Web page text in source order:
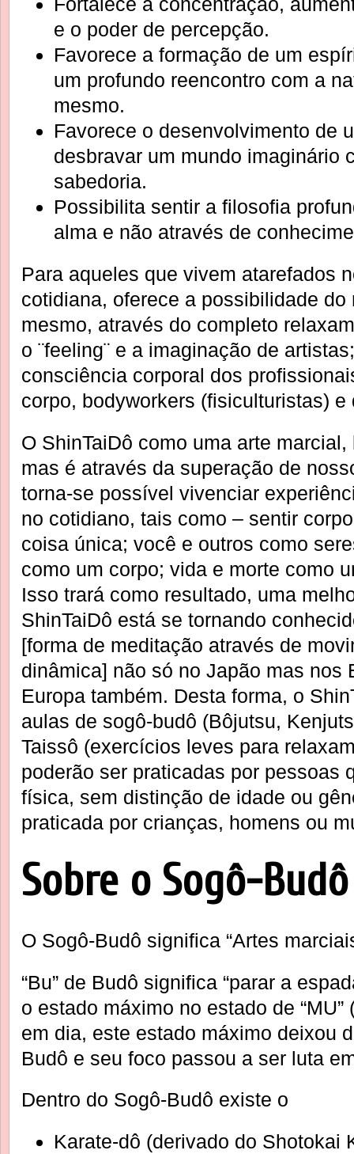
e o poder de percepção.
Favorece a formação de um
um profundo reencontro com a
mesmo.
Favorece o desenvolvimento de
desbravar um mundo imaginário
sabedoria.
Possibilita sentir a filosofia
alma e não através de
Para aqueles que vivem atarefados
cotidiana, oferece a possibilidade do
mesmo, através do completo
o ¨feeling¨ e a imaginação de
consciência corporal dos
corpo, bodyworkers (fisiculturistas)
O ShinTaiDô como uma arte
mas é através da superação de
torna-se possível vivenciar
no cotidiano, tais como – sentir
coisa única; você e outros como
como um corpo; vida e morte como
Isso trará como resultado, uma
ShinTaiDô está se tornando
[forma de meditação através de
dinâmica] não só no Japão mas nos
Europa também. Desta forma, o
aulas de sogô-budô (Bôjutsu,
Taissô (exercícios leves para
poderão ser praticadas por pessoas
física, sem distinção de idade ou
praticada por crianças, homens ou
Sobre o Sogô-Budô
O Sogô-Budô significa “Artes
“Bu” de Budô significa “parar a
o estado máximo no estado de
em dia, este estado máximo deixou
Budô e seu foco passou a ser luta
Dentro do Sogô-Budô existe o
Karate-dô (derivado do Shotokai